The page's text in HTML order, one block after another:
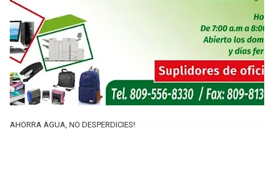
AHORRA AGUA, NO DESPERDICIES!